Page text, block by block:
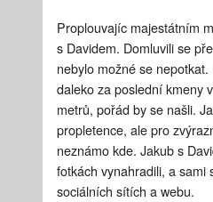
Proplouvajíc majestátním
s Davidem. Domluvili se
nebylo možné se
daleko za poslední kmeny
metrů, pořád by se našli.
propletence, ale pro
neznámo kde. Jakub s
fotkách vynahradili, a sami
sociálních sítích a webu.